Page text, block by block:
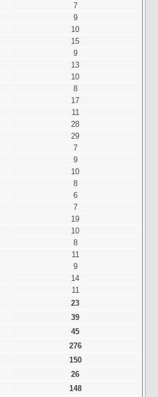
7
9
10
15
9
13
10
8
17
11
28
29
7
9
10
8
6
7
19
10
8
11
9
14
11
23
39
45
276
150
26
148